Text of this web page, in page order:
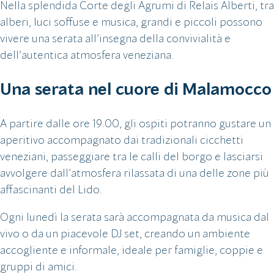
Nella splendida Corte degli Agrumi di Relais Alberti, tra
alberi, luci soffuse e musica, grandi e piccoli possono
vivere una serata all’insegna della convivialità e
dell’autentica atmosfera veneziana.
Una serata nel cuore di Malamocco
A partire dalle ore 19.00, gli ospiti potranno gustare un
aperitivo accompagnato dai tradizionali cicchetti
veneziani, passeggiare tra le calli del borgo e lasciarsi
avvolgere dall’atmosfera rilassata di una delle zone più
affascinanti del Lido.
Ogni lunedì la serata sarà accompagnata da musica dal
vivo o da un piacevole DJ set, creando un ambiente
accogliente e informale, ideale per famiglie, coppie e
gruppi di amici.